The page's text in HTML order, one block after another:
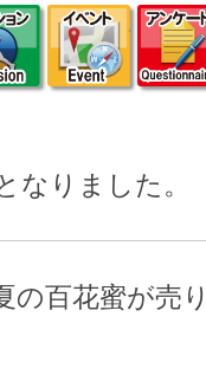
ラリー
ミッション
イベ
なりました。
の百花蜜が売